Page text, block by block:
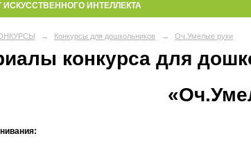
ИСКУССТВЕННОГО ИНТЕЛЛЕКТА
→ Конкурсы для дошкольников → Оч.Умелые руки
конкурса для